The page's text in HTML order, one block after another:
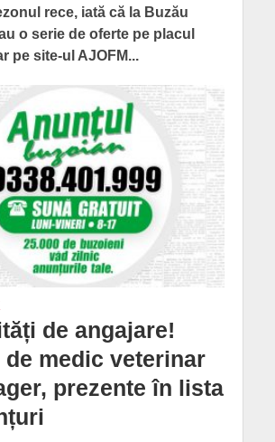
rece, iată că la Buzău
o serie de oferte pe placul
pe site-ul AJOFM...
de angajare!
medic veterinar
prezente în lista